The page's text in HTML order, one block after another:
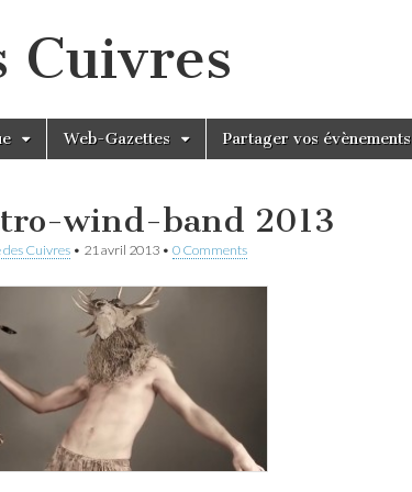
Cuivres
Web-Gazettes Partager vos évènements
wind-band 2013
des Cuivres • 21 avril 2013 • 0 Comments